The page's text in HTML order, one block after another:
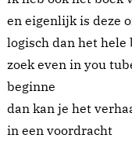
en eigenlijk is deze
logisch dan het hele
zoek even in you
beginne
dan kan je het
in een voordracht